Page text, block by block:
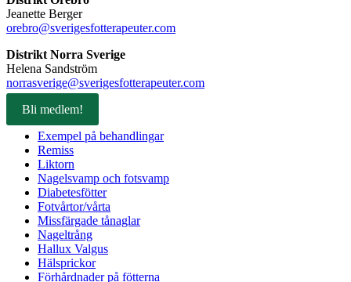
Jeanette Berger
orebro@sverigesfotterapeuter.com
Distrikt Norra Sverige
Helena Sandström
norrasverige@sverigesfotterapeuter.com
Bli medlem!
Exempel på behandlingar
Remiss
Liktorn
Nagelsvamp och fotsvamp
Diabetesfötter
Fotvårtor/vårta
Missfärgade tånaglar
Nageltrång
Hallux Valgus
Hälsprickor
Förhårdnader på fötterna